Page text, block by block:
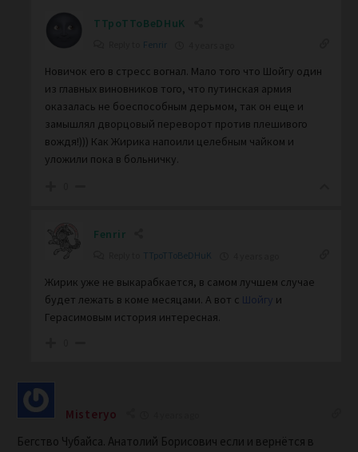
TTpoTToBeDHuK
Fenrir
Новичок его в стресс вогнал. Мало того что Шойгу один
из главных виновников того, что путинская армия
оказалась не боеспособным дерьмом, так он еще и
замышлял дворцовый переворот против плешивого
вождя!))) Как Жирика напоили целебным чайком и
уложили пока в больничку.
Fenrir
TTpoTToBeDHuK
Жирик уже не выкарабкается, в самом лучшем случае
будет лежать в коме месяцами. А вот с Шойгу и
Герасимовым история интересная.
Misteryo
Бегство Чубайса. Анатолий Борисович если и вернётся в